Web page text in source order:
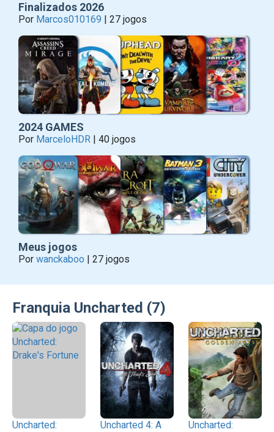
Finalizados 2026
Por Marcos010169 | 27 jogos
2024 GAMES
Por MarceloHDR | 40 jogos
Meus jogos
Por wanckaboo | 27 jogos
Franquia Uncharted (7)
Uncharted:
Uncharted 4: A
Uncharted: